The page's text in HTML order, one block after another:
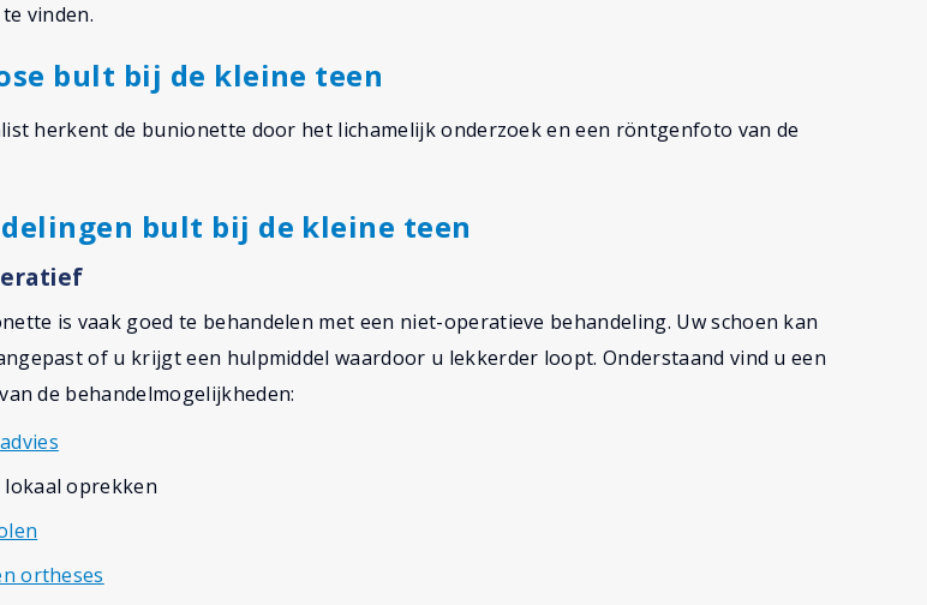
vinden.
bult bij de kleine teen
herkent de bunionette door het lichamelijk onderzoek en een röntgenfoto van de
bult bij de kleine teen
is vaak goed te behandelen met een niet-operatieve behandeling. Uw schoen kan
of u krijgt een hulpmiddel waardoor u lekkerder loopt. Onderstaand vind u een
de behandelmogelijkheden:
lokaal oprekken
ortheses